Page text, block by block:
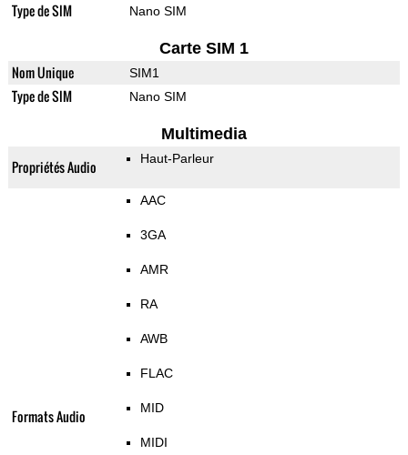
Type de SIM Nano SIM
Carte SIM 1
Nom Unique SIM1
Type de SIM Nano SIM
Multimedia
Propriétés Audio Haut-Parleur
Formats Audio
AAC
3GA
AMR
RA
AWB
FLAC
MID
MIDI